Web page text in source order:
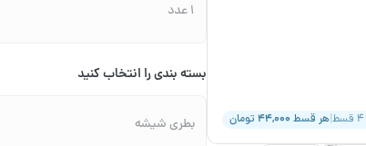
|هر قسط ۴۴,۰۰۰ تومان
1 عدد
بسته بندی را انتخاب کنید
بطری شیشه‌